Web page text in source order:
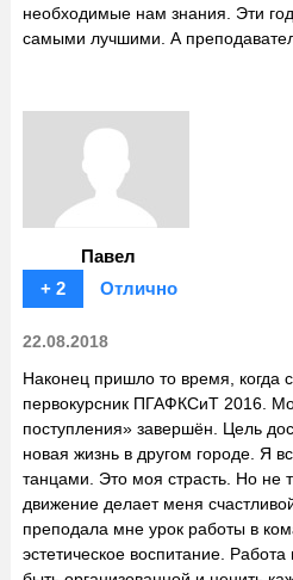
необходимые нам знания. Эти
самыми лучшими. А
Павел
+ 2
Отлично
22.08.2018
Наконец пришло то время, когда
первокурсник ПГАФКСиТ 2016.
поступления» завершён. Цель
новая жизнь в другом городе. Я
танцами. Это моя страсть. Но не
движение делает меня
преподала мне урок работы в
эстетическое воспитание.